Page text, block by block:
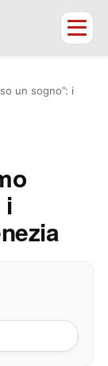
un sogno”: i
i